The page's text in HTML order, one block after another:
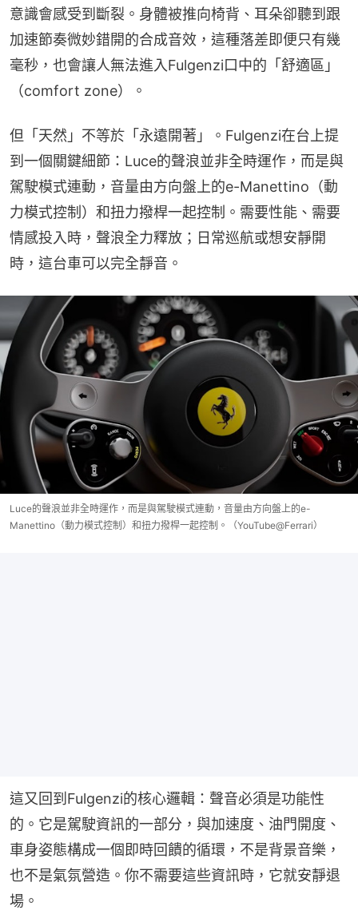
意識會感受到斷裂。身體被推向椅背、耳朵卻聽到跟
加速節奏微妙錯開的合成音效，這種落差即便只有幾
毫秒，也會讓人無法進入Fulgenzi口中的「舒適區」
（comfort zone）。
但「天然」不等於「永遠開著」。Fulgenzi在台上提
到一個關鍵細節：Luce的聲浪並非全時運作，而是與
駕駛模式連動，音量由方向盤上的e-Manettino（動
力模式控制）和扭力撥桿一起控制。需要性能、需要
情感投入時，聲浪全力釋放；日常巡航或想安靜開
時，這台車可以完全靜音。
Luce的聲浪並非全時運作，而是與駕駛模式連動，音量由方向盤上的e-
Manettino（動力模式控制）和扭力撥桿一起控制。（YouTube@Ferrari）
這又回到Fulgenzi的核心邏輯：聲音必須是功能性
的。它是駕駛資訊的一部分，與加速度、油門開度、
車身姿態構成一個即時回饋的循環，不是背景音樂，
也不是氣氛營造。你不需要這些資訊時，它就安靜退
場。